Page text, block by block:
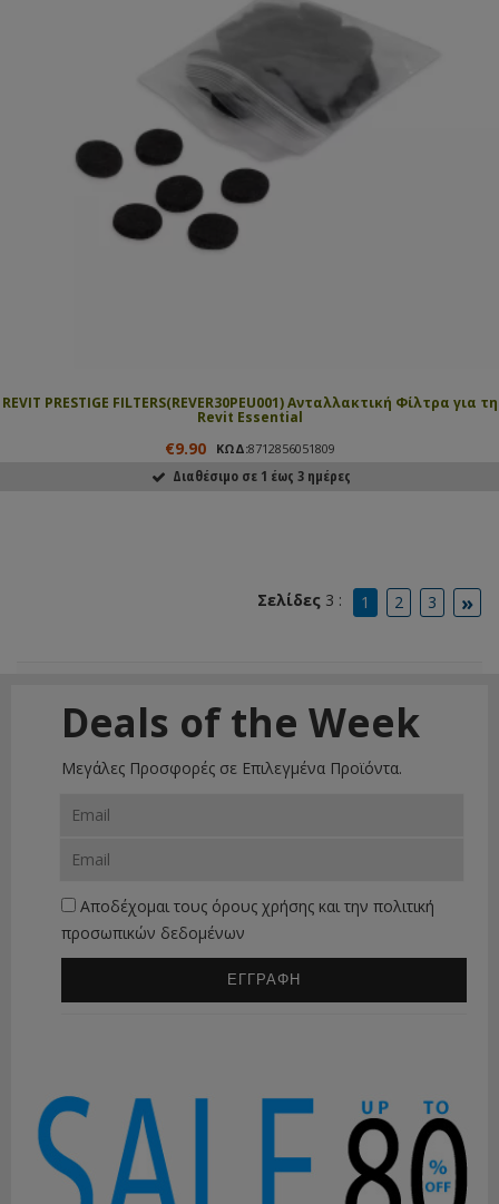
REVIT PRESTIGE FILTERS(REVER30PEU001) Ανταλλακτική Φίλτρα για τη
Revit Essential
€9.90 ΚΩΔ:8712856051809
Διαθέσιμο σε 1 έως 3 ημέρες
Σελίδες 3 : 1 2 3 »
Deals of the Week
Μεγάλες Προσφορές σε Επιλεγμένα Προϊόντα.
Αποδέχομαι τους όρους χρήσης και την πολιτική
προσωπικών δεδομένων
ΕΓΓΡΑΦΗ